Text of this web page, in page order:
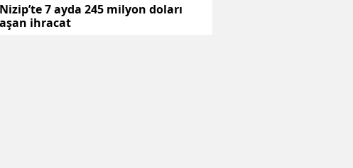
Nizip’te 7 ayda 245 milyon doları
aşan ihracat